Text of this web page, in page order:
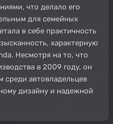
что делало его
для семейных
в себе практичность
характерную
Несмотря на то, что
в 2009 году, он
среди автовладельцев
дизайну и надежной